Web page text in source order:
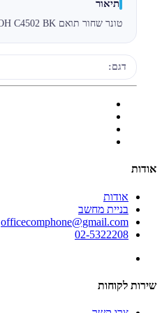
תיאור
טונר שחור תואם RICOH C4502 BK
דגם:
אודות
אודות
בניית מחשב
officecomphone@gmail.com
02-5322208
שירות לקוחות